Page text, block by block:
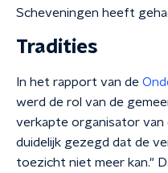
Scheveningen heeft
Tradities
In het rapport van de
werd de rol van de
verkapte organisator van
duidelijk gezegd dat de
toezicht niet meer kan."